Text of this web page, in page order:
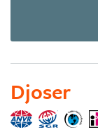
Djoser